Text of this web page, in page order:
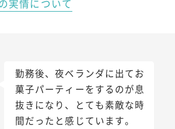
実情について
勤務後、夜ベランダに出てお
菓子パーティーをするのが息
抜きになり、とても素敵な時
間だったと感じています。